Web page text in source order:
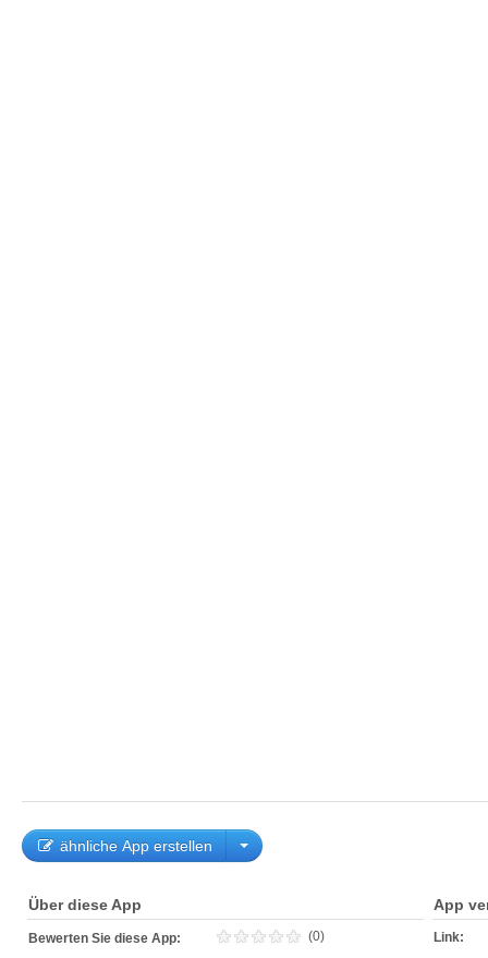
ähnliche App erstellen
Über diese App
Bewerten Sie diese App: (0)
App
Link: